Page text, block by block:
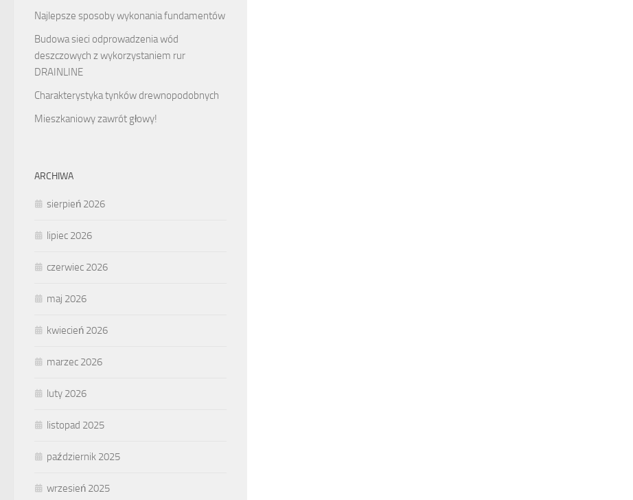
Najlepsze sposoby wykonania fundamentów
Budowa sieci odprowadzenia wód
deszczowych z wykorzystaniem rur
DRAINLINE
Charakterystyka tynków drewnopodobnych
Mieszkaniowy zawrót głowy!
ARCHIWA
sierpień 2026
lipiec 2026
czerwiec 2026
maj 2026
kwiecień 2026
marzec 2026
luty 2026
listopad 2025
październik 2025
wrzesień 2025